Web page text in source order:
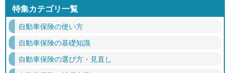
特集カテゴリ一覧
自動車保険の使い方
自動車保険の基礎知識
自動車保険の選び方・見直し